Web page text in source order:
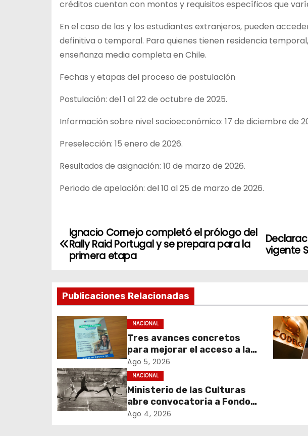
créditos cuentan con montos y requisitos específicos que
En el caso de las y los estudiantes extranjeros, pueden
definitiva o temporal. Para quienes tienen residencia
enseñanza media completa en Chile.
Fechas y etapas del proceso de postulación
Postulación: del 1 al 22 de octubre de 2025.
Información sobre nivel socioeconómico: 17 de diciembre de
Preselección: 15 enero de 2026.
Resultados de asignación: 10 de marzo de 2026.
Periodo de apelación: del 10 al 25 de marzo de 2026.
N
e
g
c
i
ó
vigente
Ignacio Cornejo completó el prólogo del
Rally Raid Portugal y se prepara para la
primera etapa
Publicaciones Relacionadas
NACIONAL
Tres avances concretos
para mejorar el acceso a la
información y proteger los
derechos de los
contribuyentes en materia
de avalúos y contribuciones
Ago 5, 2026
NACIONAL
Ministerio de las Culturas
abre convocatoria a Fondos
Cultura 2027 con foco en
Ago 4, 2026